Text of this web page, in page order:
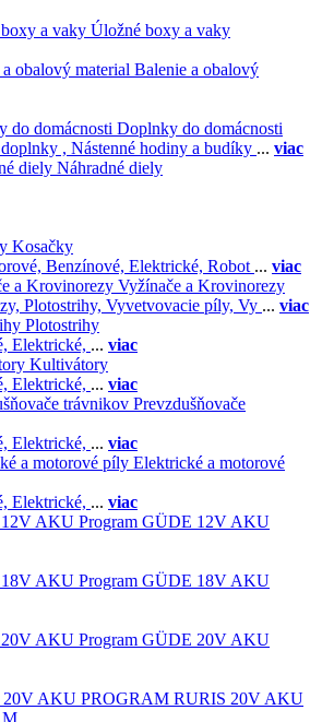
Úložné boxy a vaky
Balenie a obalový
Doplnky do domácnosti
, Nástenné hodiny a budíky ... viac
Náhradné diely
Kosačky
Benzínové, Elektrické, Robot ... viac
Vyžínače a Krovinorezy
Plotostrihy, Vyvetvovacie píly, Vy ... viac
Plotostrihy
Elektrické, ... viac
Kultivátory
Elektrické, ... viac
Prevzdušňovače
Elektrické, ... viac
Elektrické a motorové
Elektrické, ... viac
GÜDE 12V AKU
GÜDE 18V AKU
GÜDE 20V AKU
RURIS 20V AKU